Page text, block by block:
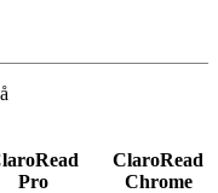
Pro
ClaroRead
Chrome